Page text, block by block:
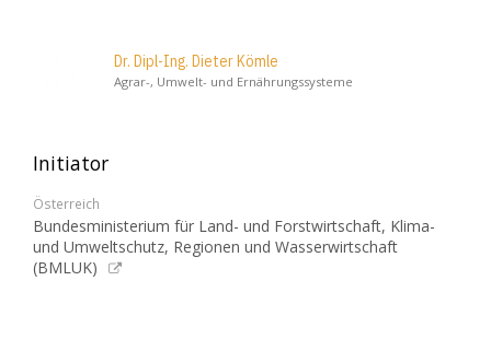
Dr. Dipl-Ing. Dieter Kömle
Agrar-, Umwelt- und Ernährungssysteme
Initiator
Österreich
Bundesministerium für Land- und Forstwirtschaft, Klima-
und Umweltschutz, Regionen und Wasserwirtschaft
(BMLUK)